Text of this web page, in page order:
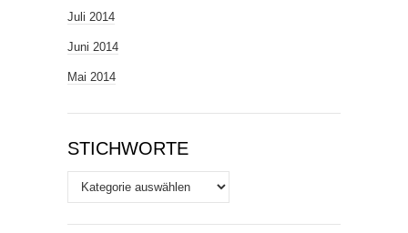
Juli 2014
Juni 2014
Mai 2014
STICHWORTE
Stichworte